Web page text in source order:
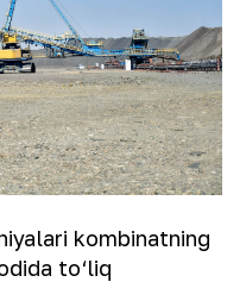
kombinatning
to‘liq